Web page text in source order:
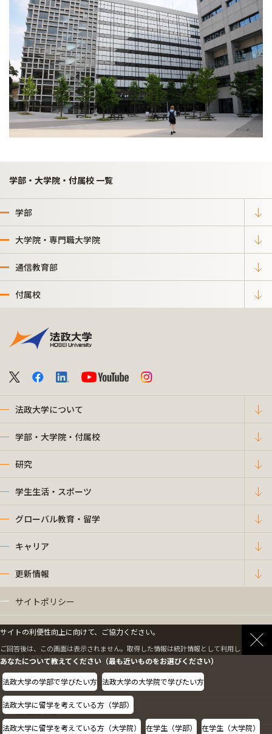
学部・大学院・付属校 一覧
学部
大学院・専門職大学院
通信教育部
付属校
法政大学について
学部・大学院・付属校
研究
学生生活・スポーツ
グローバル教育・留学
キャリア
更新情報
サイトポリシー
プライバシーポリシー
情報公開
採用情報
教職員の方へ
サイトの利便性向上に向けて、ご協力ください。
ご回答後は、この画面は表示されません。取得した情報は統計情報として利用します。
あなたについて教えてください（最も近いものをお選びください）
法政大学の学部で学びたい方 法政大学の大学院で学びたい方
法政大学に留学を考えている方（学部）
法政大学に留学を考えている方（大学院） 在学生（学部） 在学生（大学院）